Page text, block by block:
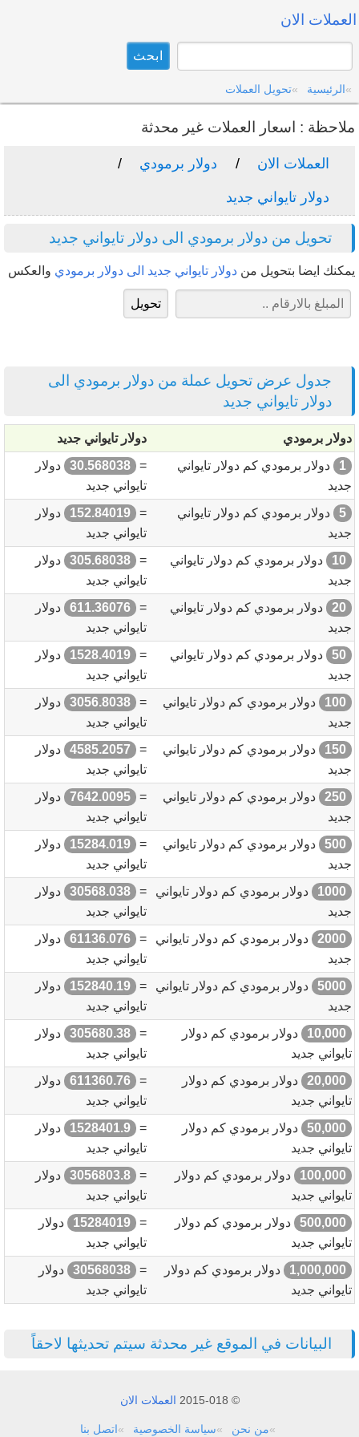
العملات الان
الرئيسية تحويل العملات
ملاحظة : اسعار العملات غير محدثة
العملات الان دولار برمودي
دولار تايواني جديد
تحويل من دولار برمودي الى دولار تايواني جديد
يمكنك ايضا بتحويل من دولار تايواني جديد الى دولار برمودي والعكس
جدول عرض تحويل عملة من دولار برمودي الى
دولار تايواني جديد
دولار برمودي
دولار تايواني جديد
1
دولار برمودي كم دولار تايواني
جديد
=
30.568038
دولار
تايواني جديد
5
دولار برمودي كم دولار تايواني
جديد
=
152.84019
دولار
تايواني جديد
10
دولار برمودي كم دولار تايواني
جديد
=
305.68038
دولار
تايواني جديد
20
دولار برمودي كم دولار تايواني
جديد
=
611.36076
دولار
تايواني جديد
50
دولار برمودي كم دولار تايواني
جديد
=
1528.4019
دولار
تايواني جديد
100
دولار برمودي كم دولار تايواني
جديد
=
3056.8038
دولار
تايواني جديد
150
دولار برمودي كم دولار تايواني
جديد
=
4585.2057
دولار
تايواني جديد
250
دولار برمودي كم دولار تايواني
جديد
=
7642.0095
دولار
تايواني جديد
500
دولار برمودي كم دولار تايواني
جديد
=
15284.019
دولار
تايواني جديد
1000
دولار برمودي كم دولار تايواني
جديد
=
30568.038
دولار
تايواني جديد
2000
دولار برمودي كم دولار تايواني
جديد
=
61136.076
دولار
تايواني جديد
5000
دولار برمودي كم دولار تايواني
جديد
=
152840.19
دولار
تايواني جديد
10,000
دولار برمودي كم دولار
تايواني جديد
=
305680.38
دولار
تايواني جديد
20,000
دولار برمودي كم دولار
تايواني جديد
=
611360.76
دولار
تايواني جديد
50,000
دولار برمودي كم دولار
تايواني جديد
=
1528401.9
دولار
تايواني جديد
100,000
دولار برمودي كم دولار
تايواني جديد
=
3056803.8
دولار
تايواني جديد
500,000
دولار برمودي كم دولار
تايواني جديد
=
15284019
دولار
تايواني جديد
1,000,000
دولار برمودي كم دولار
تايواني جديد
=
30568038
دولار
تايواني جديد
البيانات في الموقع غير محدثة سيتم تحديثها لاحقاً
© 2015-018 العملات الان
من نحن سياسة الخصوصية اتصل بنا